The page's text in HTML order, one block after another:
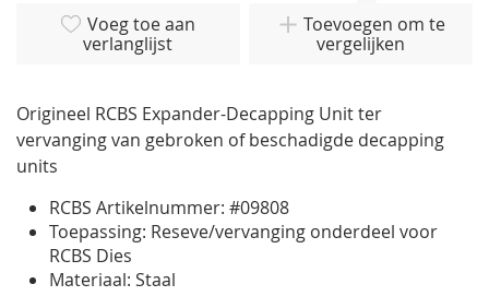
Voeg toe aan
verlanglijst
Toevoegen om te
vergelijken
Origineel RCBS Expander-Decapping Unit ter
vervanging van gebroken of beschadigde decapping
units
RCBS Artikelnummer: #09808
Toepassing: Reseve/vervanging onderdeel voor
RCBS Dies
Materiaal: Staal